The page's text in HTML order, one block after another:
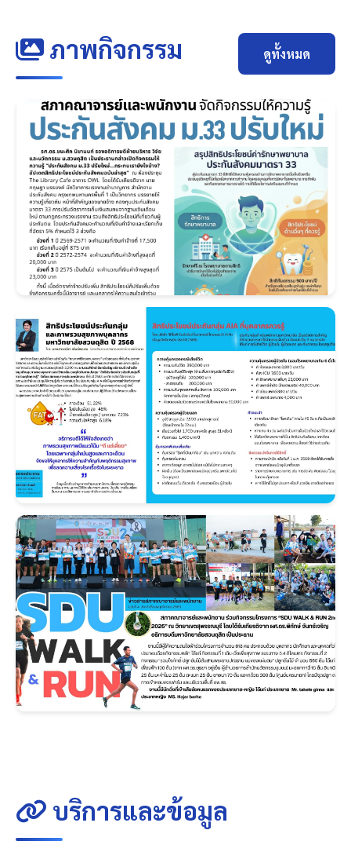
ภาพกิจกรรม ดูทั้งหมด
ฉบับที่ 5 มกราคม 2569.jpg
S__10084430_0.jpg
บริการและข้อมูล